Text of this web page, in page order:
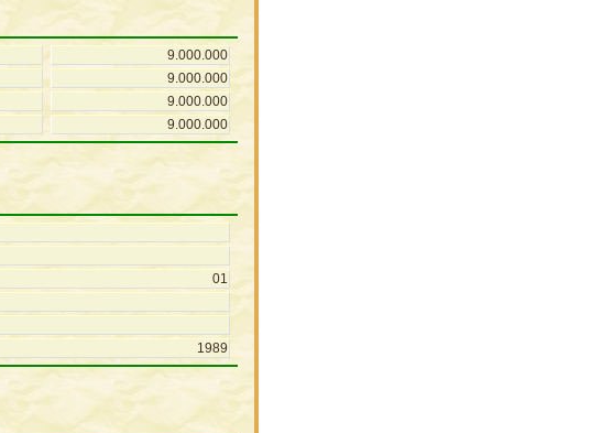
9.000.000
9.000.000
9.000.000
9.000.000
01
1989